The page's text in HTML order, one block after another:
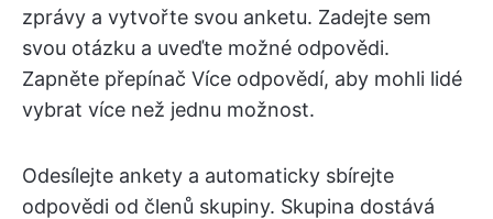
zprávy a vytvořte svou anketu. Zadejte sem
svou otázku a uveďte možné odpovědi.
Zapněte přepínač Více odpovědí, aby mohli lidé
vybrat více než jednu možnost.
Odesílejte ankety a automaticky sbírejte
odpovědi od členů skupiny. Skupina dostává